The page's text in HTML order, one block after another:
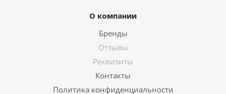
О компании
Бренды
Отзывы
Реквизиты
Контакты
Политика конфиденциальности